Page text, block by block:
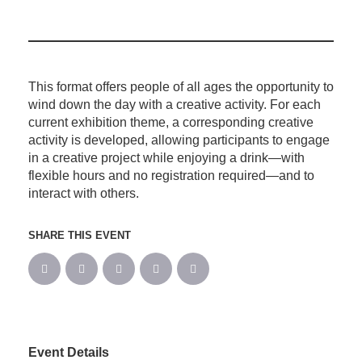
This format offers people of all ages the opportunity to
wind down the day with a creative activity. For each
current exhibition theme, a corresponding creative
activity is developed, allowing participants to engage
in a creative project while enjoying a drink—with
flexible hours and no registration required—and to
interact with others.
SHARE THIS EVENT
Event Details